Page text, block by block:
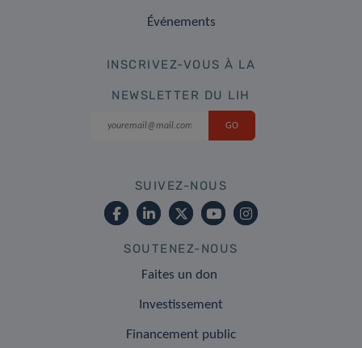
Événements
INSCRIVEZ-VOUS À LA
NEWSLETTER DU LIH
SUIVEZ-NOUS
SOUTENEZ-NOUS
Faites un don
Investissement
Financement public